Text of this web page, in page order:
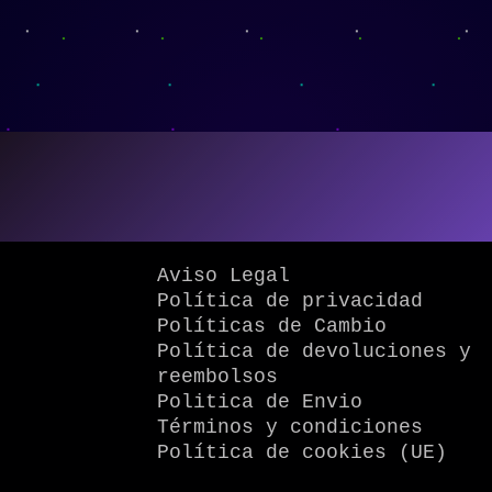
Aviso Legal
Política de privacidad
Políticas de Cambio
Política de devoluciones y
reembolsos
Politica de Envio
Términos y condiciones
Política de cookies (UE)